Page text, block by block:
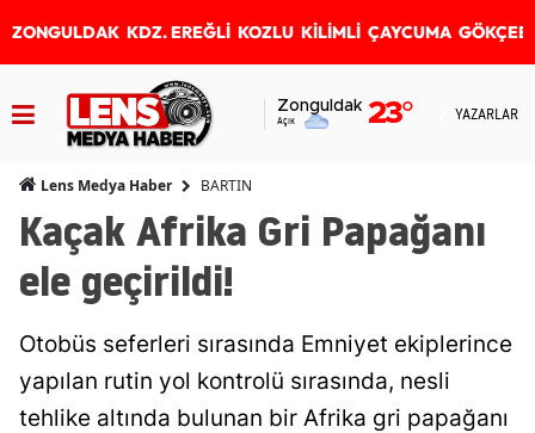
ZONGULDAK KDZ. EREĞLİ KOZLU KİLİMLİ ÇAYCUMA
Zonguldak
Açık 23° YAZARLAR
Lens Medya Haber BARTIN
Kaçak Afrika Gri Papağanı
ele geçirildi!
Otobüs seferleri sırasında Emniyet ekiplerince
yapılan rutin yol kontrolü sırasında, nesli
tehlike altında bulunan bir Afrika gri papağanı